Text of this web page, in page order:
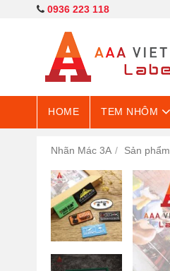
0936 223 118
HOME TEM NHÔM
Nhãn Mác 3A Sản phẩm